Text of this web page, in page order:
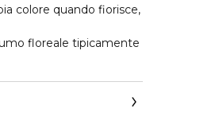
colore quando fiorisce,
floreale tipicamente